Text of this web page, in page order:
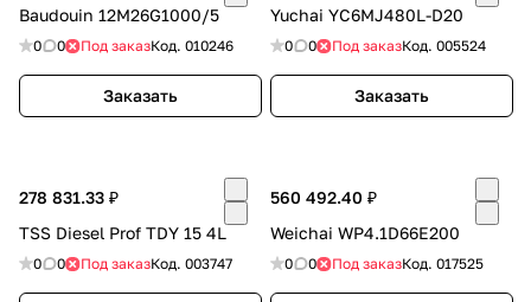
Baudouin 12M26G1000/5
0 0 Под заказКод. 010246
Заказать
Yuchai YC6MJ480L-D20
0 0 Под заказКод. 005524
Заказать
278 831.33 ₽
TSS Diesel Prof TDY 15 4L
0 0 Под заказКод. 003747
560 492.40 ₽
Weichai WP4.1D66E200
0 0 Под заказКод. 017525